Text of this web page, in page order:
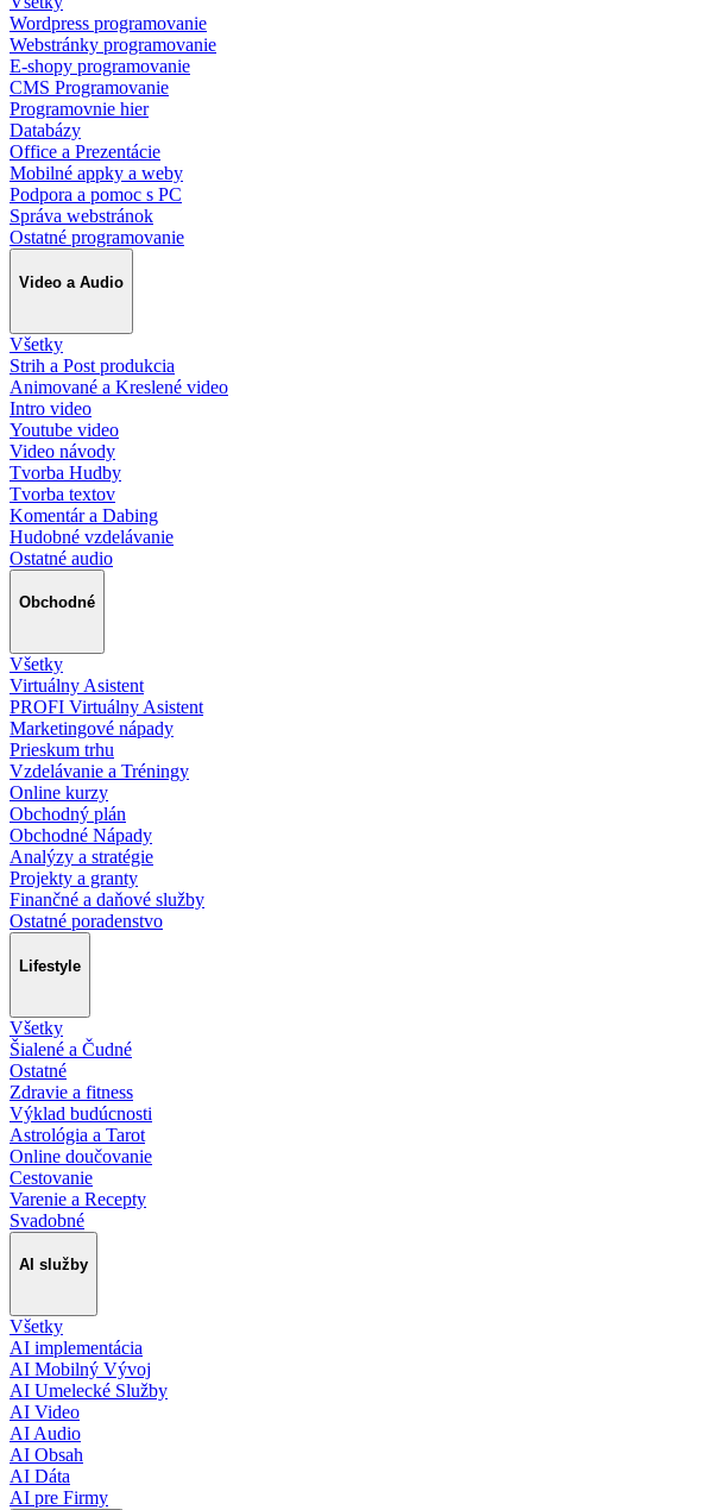
Wordpress programovanie
Webstránky programovanie
E-shopy programovanie
CMS Programovanie
Programovnie hier
Databázy
Office a Prezentácie
Mobilné appky a weby
Podpora a pomoc s PC
Správa webstránok
Ostatné programovanie
Video a Audio
Všetky
Strih a Post produkcia
Animované a Kreslené video
Intro video
Youtube video
Video návody
Tvorba Hudby
Tvorba textov
Komentár a Dabing
Hudobné vzdelávanie
Ostatné audio
Obchodné
Všetky
Virtuálny Asistent
PROFI Virtuálny Asistent
Marketingové nápady
Prieskum trhu
Vzdelávanie a Tréningy
Online kurzy
Obchodný plán
Obchodné Nápady
Analýzy a stratégie
Projekty a granty
Finančné a daňové služby
Ostatné poradenstvo
Lifestyle
Všetky
Šialené a Čudné
Ostatné
Zdravie a fitness
Výklad budúcnosti
Astrológia a Tarot
Online doučovanie
Cestovanie
Varenie a Recepty
Svadobné
AI služby
Všetky
AI implementácia
AI Mobilný Vývoj
AI Umelecké Služby
AI Video
AI Audio
AI Obsah
AI Dáta
AI pre Firmy